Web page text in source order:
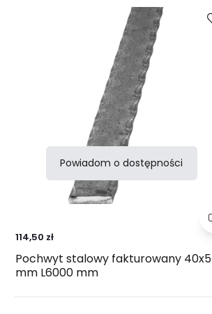
Powiadom o dostępności
114,50 zł
Pochwyt stalowy fakturowany 40x5
mm L6000 mm